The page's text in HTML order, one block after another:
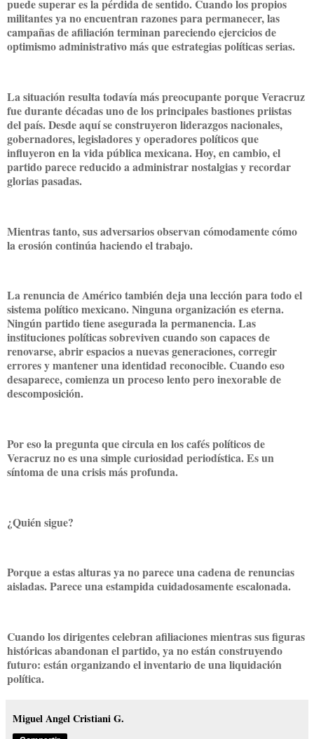
puede superar es la pérdida de sentido. Cuando los propios
militantes ya no encuentran razones para permanecer, las
campañas de afiliación terminan pareciendo ejercicios de
optimismo administrativo más que estrategias políticas serias.
La situación resulta todavía más preocupante porque Veracruz
fue durante décadas uno de los principales bastiones priistas
del país. Desde aquí se construyeron liderazgos nacionales,
gobernadores, legisladores y operadores políticos que
influyeron en la vida pública mexicana. Hoy, en cambio, el
partido parece reducido a administrar nostalgias y recordar
glorias pasadas.
Mientras tanto, sus adversarios observan cómodamente cómo
la erosión continúa haciendo el trabajo.
La renuncia de Américo también deja una lección para todo el
sistema político mexicano. Ninguna organización es eterna.
Ningún partido tiene asegurada la permanencia. Las
instituciones políticas sobreviven cuando son capaces de
renovarse, abrir espacios a nuevas generaciones, corregir
errores y mantener una identidad reconocible. Cuando eso
desaparece, comienza un proceso lento pero inexorable de
descomposición.
Por eso la pregunta que circula en los cafés políticos de
Veracruz no es una simple curiosidad periodística. Es un
síntoma de una crisis más profunda.
¿Quién sigue?
Porque a estas alturas ya no parece una cadena de renuncias
aisladas. Parece una estampida cuidadosamente escalonada.
Cuando los dirigentes celebran afiliaciones mientras sus figuras
históricas abandonan el partido, ya no están construyendo
futuro: están organizando el inventario de una liquidación
política.
Miguel Angel Cristiani G.